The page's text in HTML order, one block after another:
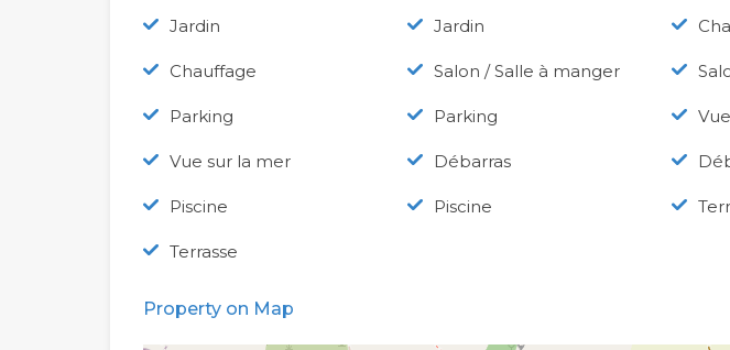
Jardin Jardin
Chauffage Salon / Salle à manger
Parking Parking
Vue sur la mer Débarras
Piscine Piscine
Terrasse
Property on Map